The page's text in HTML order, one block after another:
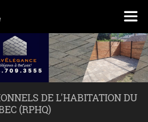
DE L'HABITATION DU
(RPHQ)